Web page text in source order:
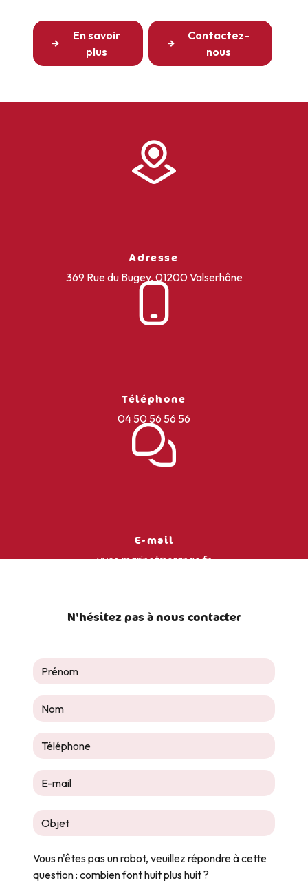
En savoir
plus
Contactez-
nous
Adresse
369 Rue du Bugey, 01200 Valserhône
Téléphone
04 50 56 56 56
E-mail
yves.marinet@orange.fr
N'hésitez pas à nous contacter
Vous n'êtes pas un robot, veuillez répondre à cette
question : combien font huit plus huit ?